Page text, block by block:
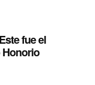
fue el